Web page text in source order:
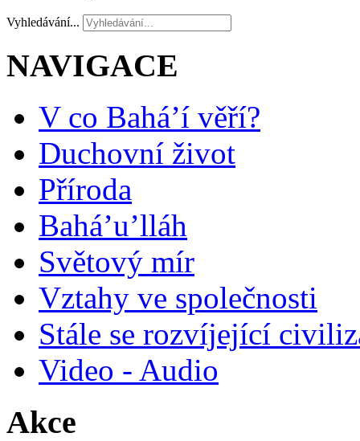
Vyhledávání...
NAVIGACE
V co Bahá’í věří?
Duchovní život
Příroda
Bahá’u’lláh
Světový mír
Vztahy ve společnosti
Stále se rozvíjející
Video - Audio
Akce